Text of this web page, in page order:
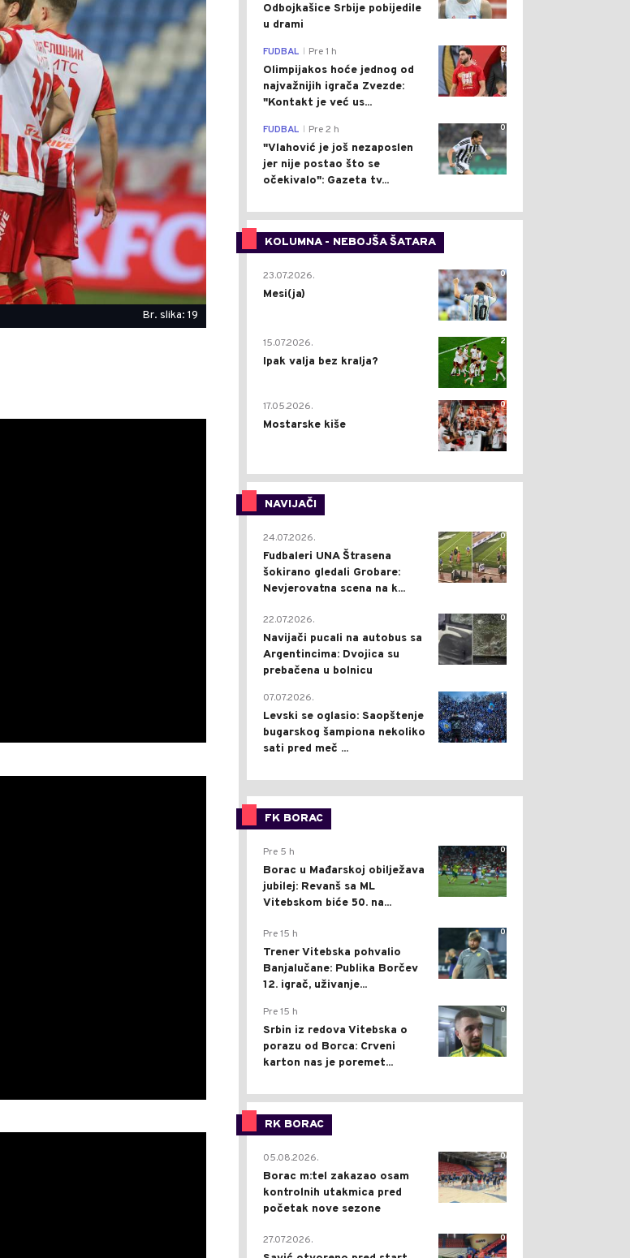
Br. slika: 19
Odbojkašice Srbije pobijedile
u drami
0
FUDBAL Pre 1 h
Olimpijakos hoće jednog od
najvažnijih igrača Zvezde:
"Kontakt je već us...
0
FUDBAL Pre 2 h
"Vlahović je još nezaposlen
jer nije postao što se
očekivalo": Gazeta tv...
KOLUMNA - NEBOJŠA ŠATARA
0
23.07.2026.
Mesi(ja)
2
15.07.2026.
Ipak valja bez kralja?
0
17.05.2026.
Mostarske kiše
NAVIJAČI
0
24.07.2026.
Fudbaleri UNA Štrasena
šokirano gledali Grobare:
Nevjerovatna scena na k...
0
22.07.2026.
Navijači pucali na autobus sa
Argentincima: Dvojica su
prebačena u bolnicu
1
07.07.2026.
Levski se oglasio: Saopštenje
bugarskog šampiona nekoliko
sati pred meč ...
FK BORAC
0
Pre 5 h
Borac u Mađarskoj obilježava
jubilej: Revanš sa ML
Vitebskom biće 50. na...
0
Pre 15 h
Trener Vitebska pohvalio
Banjalučane: Publika Borčev
12. igrač, uživanje...
0
Pre 15 h
Srbin iz redova Vitebska o
porazu od Borca: Crveni
karton nas je poremet...
RK BORAC
0
05.08.2026.
Borac m:tel zakazao osam
kontrolnih utakmica pred
početak nove sezone
0
27.07.2026.